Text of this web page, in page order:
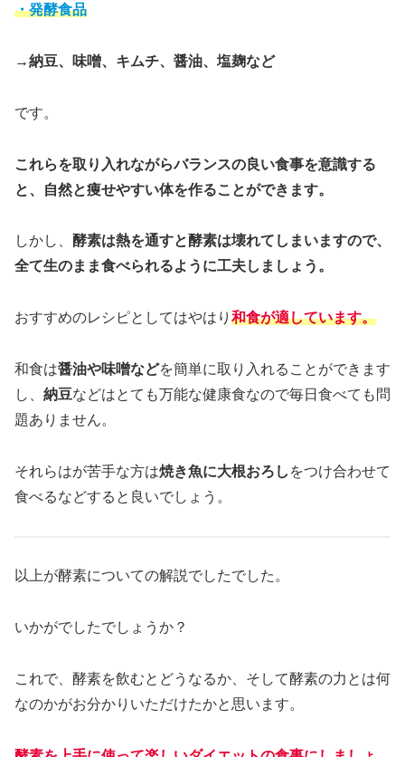
・発酵食品
→納豆、味噌、キムチ、醤油、塩麹など
です。
これらを取り入れながらバランスの良い食事を意識する
と、自然と痩せやすい体を作ることができます。
しかし、 酵素は熱を通すと酵素は壊れてしまいますので、
全て生のまま食べられるように工夫しましょう。
おすすめのレシピとしてはやはり 和食が適しています。
和食は醤油や味噌などを簡単に取り入れることができます
し、 納豆などはとても万能な健康食なので毎日食べても問
題ありません。
それらはが苦手な方は焼き魚に大根おろし をつけ合わせて
食べるなどすると良いでしょう。
以上が酵素についての解説でしたでした。
いかがでしたでしょうか？
これで、酵素を飲むとどうなるか、そして酵素の力とは何
なのかがお分かりいただけたかと思います。